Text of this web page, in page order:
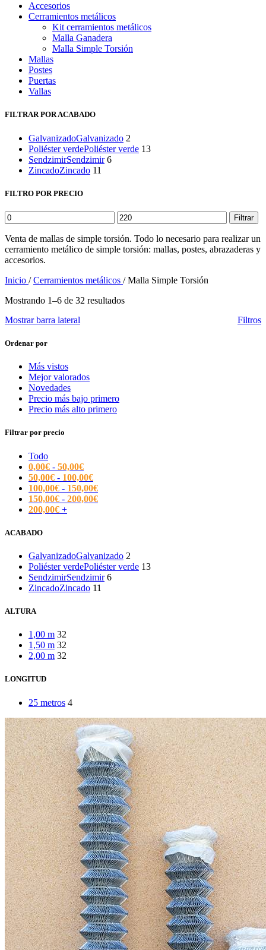
Accesorios
Cerramientos metálicos
Kit cerramientos metálicos
Malla Ganadera
Malla Simple Torsión
Mallas
Postes
Puertas
Vallas
FILTRAR POR ACABADO
GalvanizadoGalvanizado 2
Poliéster verdePoliéster verde 13
SendzimirSendzimir 6
ZincadoZincado 11
FILTRO POR PRECIO
Precio
mínimo
Precio
máximo
Filtrar
Venta de mallas de simple torsión. Todo lo necesario para realizar un
cerramiento metálico de simple torsión: mallas, postes, abrazaderas y
accesorios.
Inicio / Cerramientos metálicos / Malla Simple Torsión
Mostrando 1–6 de 32 resultados
Mostrar barra lateral
Filtros
Ordenar por
Más vistos
Mejor valorados
Novedades
Precio más bajo primero
Precio más alto primero
Filtrar por precio
Todo
0,00€ - 50,00€
50,00€ - 100,00€
100,00€ - 150,00€
150,00€ - 200,00€
200,00€ +
ACABADO
GalvanizadoGalvanizado 2
Poliéster verdePoliéster verde 13
SendzimirSendzimir 6
ZincadoZincado 11
ALTURA
1,00 m 32
1,50 m 32
2,00 m 32
LONGITUD
25 metros 4